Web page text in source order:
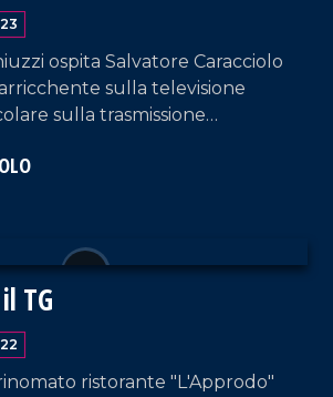
ospita Salvatore Caracciolo
sulla televisione
sulla trasmissione
di Antonella Grippo.
TG
ristorante "L'Approdo"